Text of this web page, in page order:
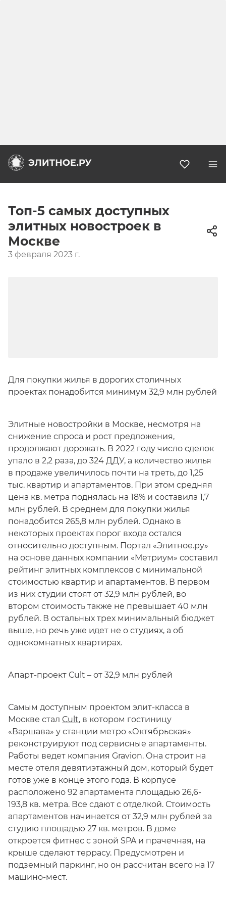
Топ-5 самых доступных
элитных новостроек в
Москве
3 февраля 2023 г.
Для покупки жилья в дорогих столичных
проектах понадобится минимум 32,9 млн рублей
Элитные новостройки в Москве, несмотря на
снижение спроса и рост предложения,
продолжают дорожать. В 2022 году число сделок
упало в 2,2 раза, до 324 ДДУ, а количество жилья
в продаже увеличилось почти на треть, до 1,25
тыс. квартир и апартаментов. При этом средняя
цена кв. метра поднялась на 18% и составила 1,7
млн рублей. В среднем для покупки жилья
понадобится 265,8 млн рублей. Однако в
некоторых проектах порог входа остался
относительно доступным. Портал «Элитное.ру»
на основе данных компании «Метриум» составил
рейтинг элитных комплексов с минимальной
стоимостью квартир и апартаментов. В первом
из них студии стоят от 32,9 млн рублей, во
втором стоимость также не превышает 40 млн
рублей. В остальных трех минимальный бюджет
выше, но речь уже идет не о студиях, а об
однокомнатных квартирах.
Апарт-проект Cult – от 32,9 млн рублей
Самым доступным проектом элит-класса в
Москве стал Cult, в котором гостиницу
«Варшава» у станции метро «Октябрьская»
реконструируют под сервисные апартаменты.
Работы ведет компания Gravion. Она строит на
месте отеля девятиэтажный дом, который будет
готов уже в конце этого года. В корпусе
расположено 92 апартамента площадью 26,6-
193,8 кв. метра. Все сдают с отделкой. Стоимость
апартаментов начинается от 32,9 млн рублей за
студию площадью 27 кв. метров. В доме
откроется фитнес с зоной SPA и прачечная, на
крыше сделают террасу. Предусмотрен и
подземный паркинг, но он рассчитан всего на 17
машино-мест.